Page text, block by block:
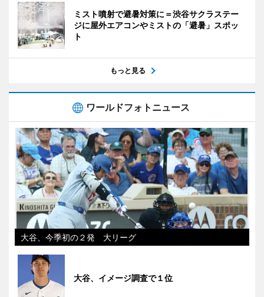
ミスト噴射で避暑対策に＝渋谷サクラステー
ジに屋外エアコンやミストの「避暑」スポッ
ト
もっと見る
ワールドフォトニュース
大谷、今季初の２発 大リーグ
大谷、イメージ調査で１位